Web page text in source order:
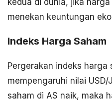
menekan keuntungan
Indeks Harga Saham
Pergerakan indeks harga
mempengaruhi nilai USD/
saham di AS naik, maka